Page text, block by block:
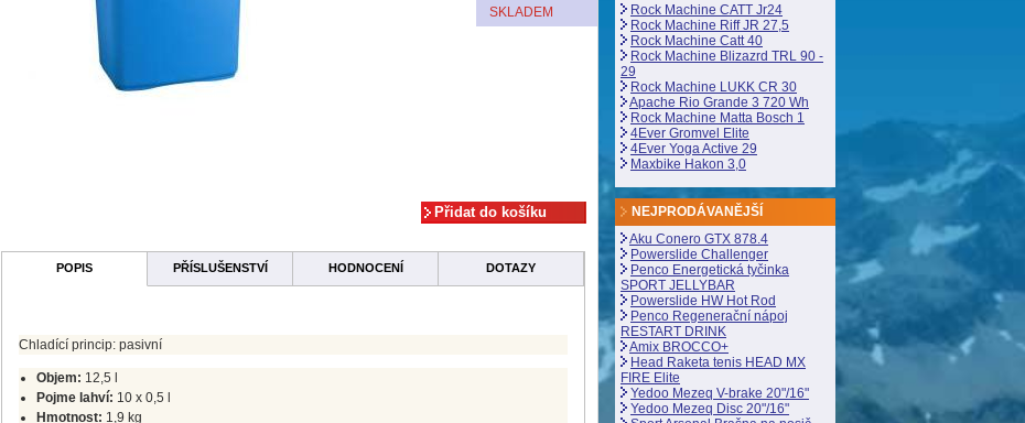
SKLADEM
POPIS PŘÍSLUŠENSTVÍ HODNOCENÍ DOTAZY
Chladící princip: pasivní
Objem: 12,5 l
Pojme lahví: 10 x 0,5 l
Hmotnost: 1,9 kg
Rock Machine CATT Jr24
Rock Machine Riff JR 27,5
Rock Machine Catt 40
Rock Machine Blizazrd TRL 90 -
29
Rock Machine LUKK CR 30
Apache Rio Grande 3 720 Wh
Rock Machine Matta Bosch 1
4Ever Gromvel Elite
4Ever Yoga Active 29
Maxbike Hakon 3,0
NEJPRODÁVANĚJŠÍ
Aku Conero GTX 878.4
Powerslide Challenger
Penco Energetická tyčinka
SPORT JELLYBAR
Powerslide HW Hot Rod
Penco Regenerační nápoj
RESTART DRINK
Amix BROCCO+
Head Raketa tenis HEAD MX
FIRE Elite
Yedoo Mezeq V-brake 20"/16"
Yedoo Mezeq Disc 20"/16"